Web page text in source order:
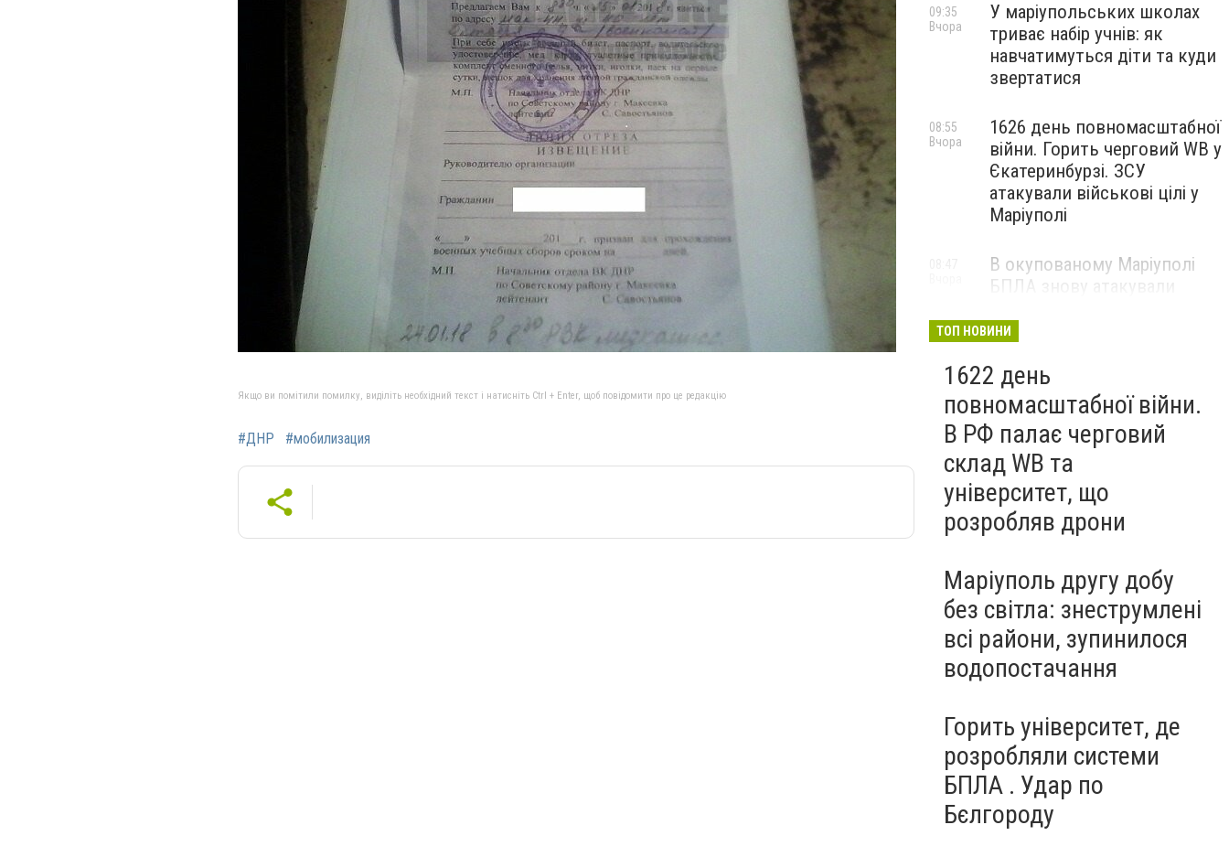
Якщо ви помітили помилку, виділіть необхідний текст і натисніть Ctrl + Enter, щоб повідомити про це редакцію
#ДНР #мобилизация
У маріупольських школах
триває набір учнів: як
навчатимуться діти та куди
звертатися
09:35
Вчора
1626 день повномасштабної
війни. Горить черговий WB у
Єкатеринбурзі. ЗСУ
атакували військові цілі у
Маріуполі
08:55
Вчора
В окупованому Маріуполі
БПЛА знову атакували
— ВІДЕО
ТОП НОВИНИ
1622 день
повномасштабної війни.
В РФ палає черговий
склад WB та
університет, що
розробляв дрони
Маріуполь другу добу
без світла: знеструмлені
всі райони, зупинилося
водопостачання
Горить університет, де
розробляли системи
БПЛА . Удар по
Бєлгороду